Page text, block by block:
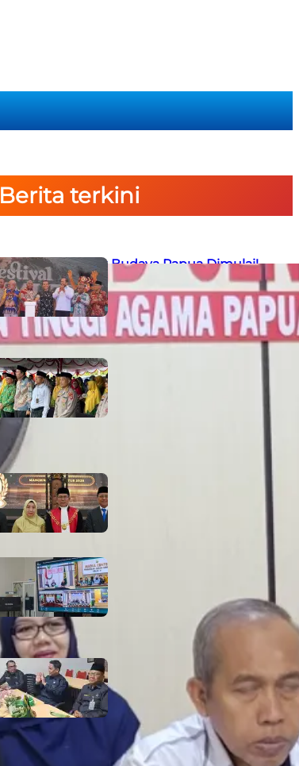
Berita terkini
Semarak Budaya Papua Dimulai!
Ketua PTA Papua Barat Hadiri
Pembukaan Festival Raimuti di
Manokwari
6 August 2026
666 Tahun Cahaya Islam di Tanah
Papua! Ketua PTA Papua Barat
Hadiri Peringatan Bersejarah
Bersama Tokoh Agama dan
Pemerintah
PTA Papua Barat Hadiri Pelantikan
WKPT Papua Barat
6 August 2026
Rapat Berkala Umum serta Monev
Kinerja Kepaniteraan Pengadilan
Agama Sewilayah Hukum PTA
Papua Barat Bulan Agustus
5 August 2026
PTA Papua Barat Hadiri Forum
Konsultasi Publik (FKP) Tahun 2026
Secara Virtual
5 August 2026